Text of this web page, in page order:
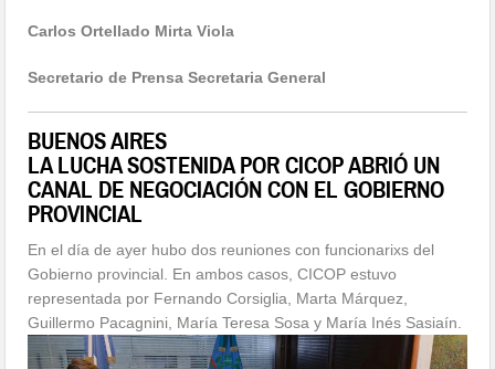
Carlos Ortellado Mirta Viola
Secretario de Prensa Secretaria General
BUENOS AIRES
LA LUCHA SOSTENIDA POR CICOP ABRIÓ UN
CANAL DE NEGOCIACIÓN CON EL GOBIERNO
PROVINCIAL
En el día de ayer hubo dos reuniones con funcionarixs del
Gobierno provincial. En ambos casos, CICOP estuvo
representada por Fernando Corsiglia, Marta Márquez,
Guillermo Pacagnini, María Teresa Sosa y María Inés Sasiaín.